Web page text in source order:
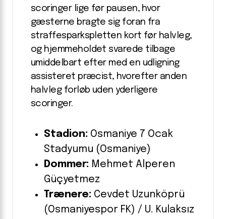
scoringer lige før pausen, hvor
gæsterne bragte sig foran fra
straffesparkspletten kort før halvleg,
og hjemmeholdet svarede tilbage
umiddelbart efter med en udligning
assisteret præcist, hvorefter anden
halvleg forløb uden yderligere
scoringer.
Stadion: Osmaniye 7 Ocak
Stadyumu (Osmaniye)
Dommer: Mehmet Alperen
Güçyetmez
Trænere: Cevdet Uzunköprü
(Osmaniyespor FK) / U. Kulaksız